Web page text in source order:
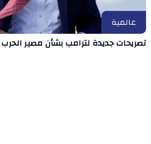
عالمية
تصريحات جديدة لترامب بشأن مصير الحرب